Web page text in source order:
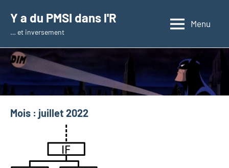
contenu
Y a du PMSI dans l'R
… et inversement
Menu
Mois : juillet 2022